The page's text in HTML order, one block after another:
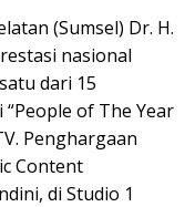
(Sumsel) Dr. H.
nasional
dari 15
of The Year
Penghargaan
Content
di Studio 1